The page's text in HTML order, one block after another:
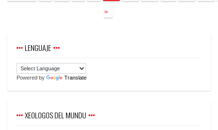
»
LENGUAJE
Powered by Translate
XEOLOGOS DEL MUNDU